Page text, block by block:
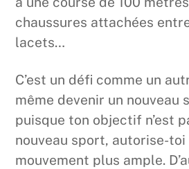
chaussures attachées
lacets…
C’est un défi comme un
même devenir un nouveau
puisque ton objectif n’est
nouveau sport, autorise-
mouvement plus ample.